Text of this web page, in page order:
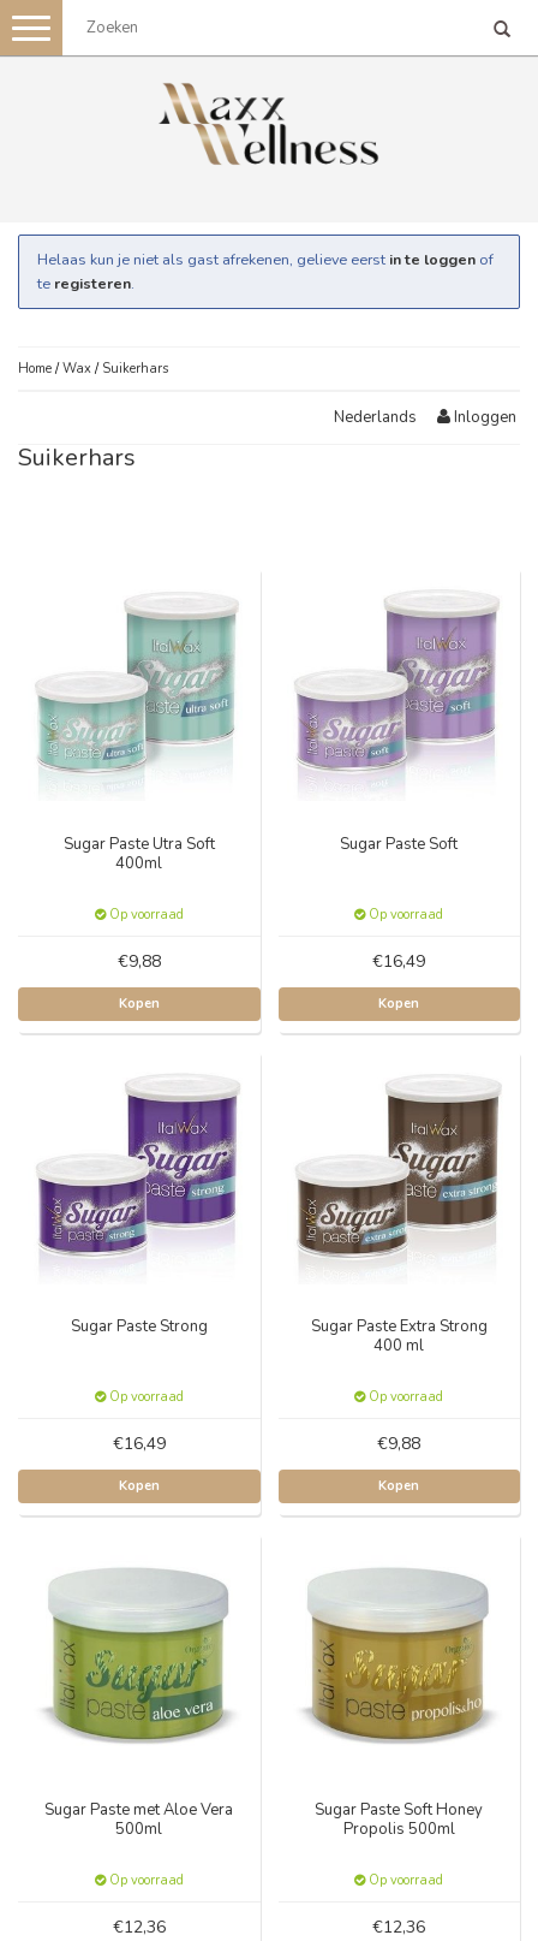
Toggle
navigation
Helaas kun je niet als gast afrekenen, gelieve eerst in te loggen of
te registeren.
Home /Wax / Suikerhars
Nederlands Inloggen
Suikerhars
Sugar Paste Utra Soft
400ml
Op voorraad
€9,88
Kopen
Sugar Paste Soft
Op voorraad
€16,49
Kopen
Sugar Paste Strong
Op voorraad
€16,49
Kopen
Sugar Paste Extra Strong
400 ml
Op voorraad
€9,88
Kopen
Sugar Paste met Aloe Vera
500ml
Op voorraad
€12,36
Sugar Paste Soft Honey
Propolis 500ml
Op voorraad
€12,36